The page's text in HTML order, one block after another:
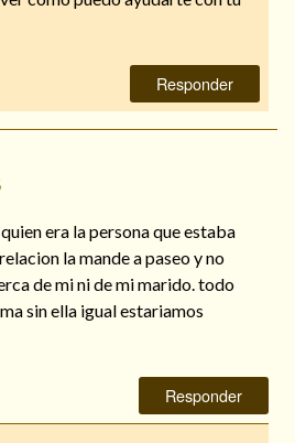
Responder
era la persona que estaba
la mande a paseo y no
de mi ni de mi marido. todo
sin ella igual estariamos
Responder